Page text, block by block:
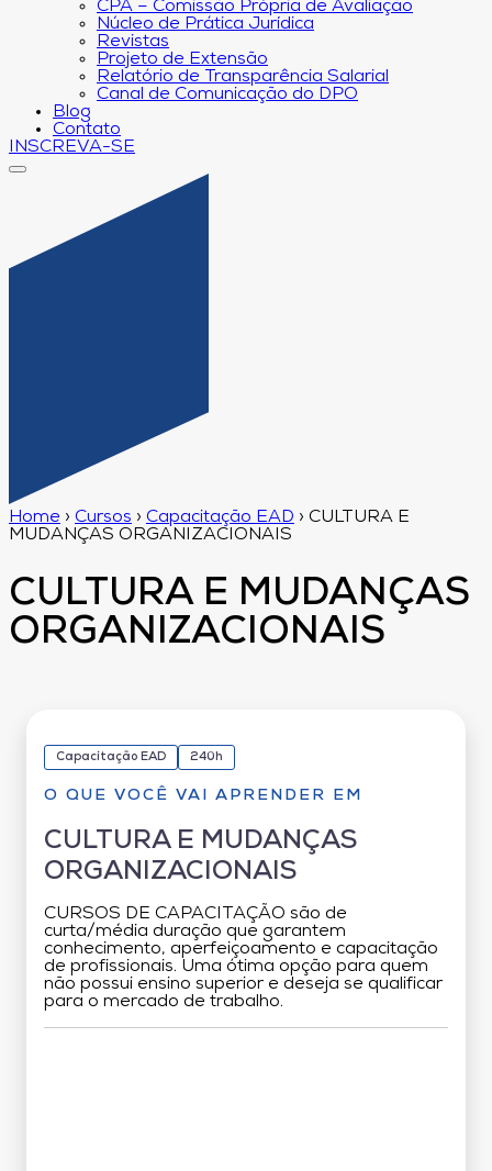
CPA – Comissão Própria de Avaliação
Núcleo de Prática Jurídica
Revistas
Projeto de Extensão
Relatório de Transparência Salarial
Canal de Comunicação do DPO
Blog
Contato
INSCREVA-SE
Home › Cursos › Capacitação EAD › CULTURA E
MUDANÇAS ORGANIZACIONAIS
CULTURA E MUDANÇAS
ORGANIZACIONAIS
Capacitação EAD 240h
O QUE VOCÊ VAI APRENDER EM
CULTURA E MUDANÇAS
ORGANIZACIONAIS
CURSOS DE CAPACITAÇÃO são de
curta/média duração que garantem
conhecimento, aperfeiçoamento e capacitação
de profissionais. Uma ótima opção para quem
não possui ensino superior e deseja se qualificar
para o mercado de trabalho.